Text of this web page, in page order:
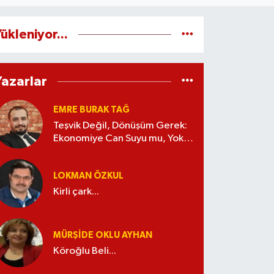
EMRE BURAK TAĞ
Teşvik Değil, Dönüşüm Gerek:
Ekonomiye Can Suyu mu, Yoksa
LOKMAN ÖZKUL
Kirli çark...
MÜRŞIDE OKLU AYHAN
Köroğlu Beli...